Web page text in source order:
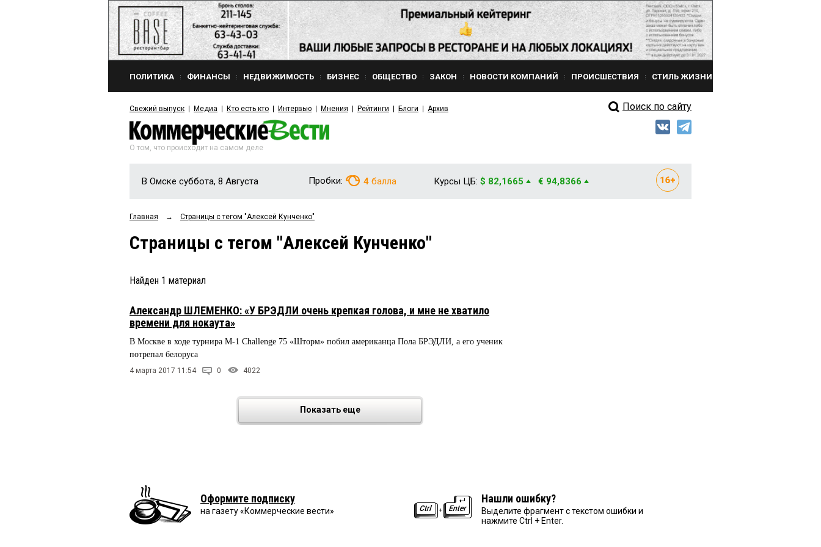
ПОЛИТИКА ФИНАНСЫ НЕДВИЖИМОСТЬ БИЗНЕС ОБЩЕСТВО ЗАКОН НОВОСТИ КОМПАНИЙ ПРОИСШЕСТВИЯ СТИЛЬ ЖИЗНИ
Свежий выпуск Медиа Кто есть кто Интервью Мнения Рейтинги Блоги Архив Поиск по сайту
О том, что происходит на самом деле
В Омске суббота, 8 Августа Пробки: 4 балла Курсы ЦБ: $ 82,1665 € 94,8366
Главная → Страницы c тегом "Алексей Кунченко"
Страницы c тегом "Алексей Кунченко"
Найден 1 материал
Александр ШЛЕМЕНКО: «У БРЭДЛИ очень крепкая голова, и мне не хватило
времени для нокаута»
В Москве в ходе турнира М-1 Challenge 75 «Шторм» побил американца Пола БРЭДЛИ, а его ученик
потрепал белоруса
4 марта 2017 11:54 0 4022
Показать еще
Оформите подписку
на газету «Коммерческие вести»
Нашли ошибку?
Выделите фрагмент с текстом ошибки и
нажмите Ctrl + Enter.